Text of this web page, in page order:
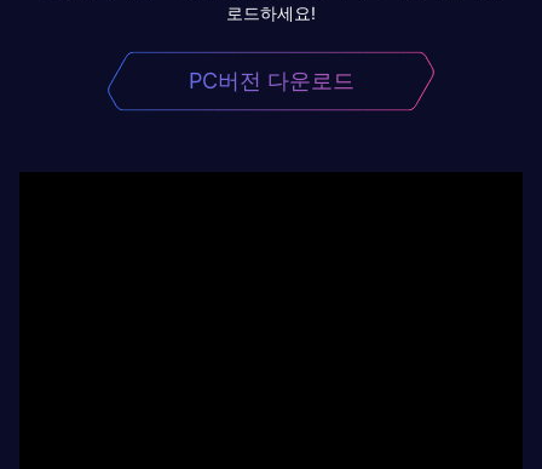
로드하세요!
PC버전 다운로드